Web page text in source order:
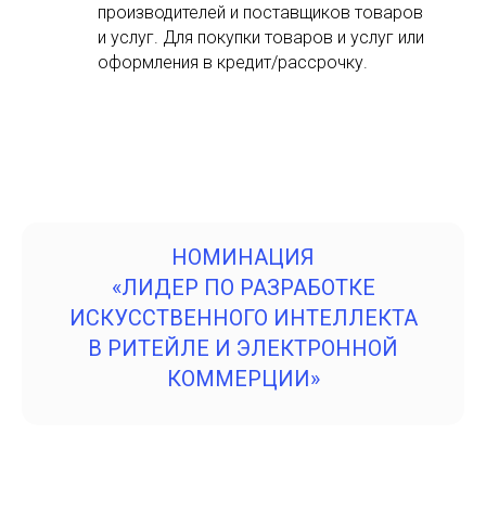
производителей и поставщиков товаров
и услуг. Для покупки товаров и услуг или
оформления в кредит/рассрочку.
НОМИНАЦИЯ
«ЛИДЕР ПО РАЗРАБОТКЕ
ИСКУССТВЕННОГО ИНТЕЛЛЕКТА
В РИТЕЙЛЕ И ЭЛЕКТРОННОЙ
КОММЕРЦИИ»